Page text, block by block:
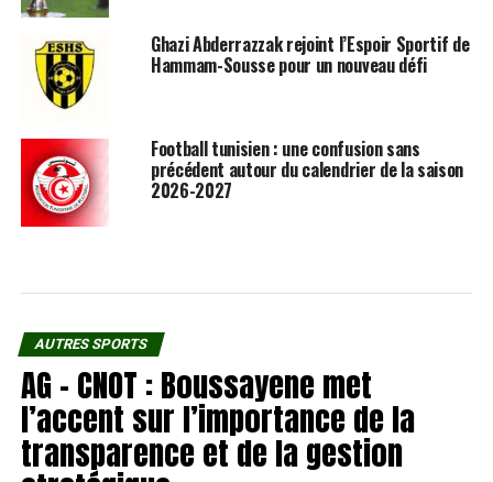
Ghazi Abderrazzak rejoint l’Espoir Sportif de
Hammam-Sousse pour un nouveau défi
Football tunisien : une confusion sans
précédent autour du calendrier de la saison
2026-2027
AUTRES SPORTS
AG – CNOT : Boussayene met
l’accent sur l’importance de la
transparence et de la gestion